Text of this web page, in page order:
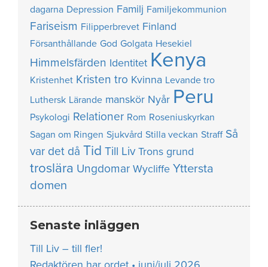
dagarna Depression Familj Familjekommunion
Fariseism Filipperbrevet Finland
Försanthållande God Golgata Hesekiel
Himmelsfärden Identitet Kenya
Kristenhet Kristen tro Kvinna Levande tro
Luthersk Lärande manskör Nyår Peru
Psykologi Relationer Rom Roseniuskyrkan
Sagan om Ringen Sjukvård Stilla veckan Straff Så
var det då Tid Till Liv Trons grund
troslära Ungdomar Wycliffe Yttersta
domen
Senaste inläggen
Till Liv – till fler!